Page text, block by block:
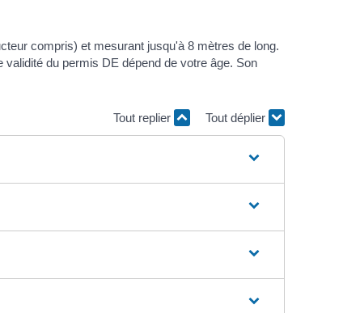
compris) et mesurant jusqu'à 8 mètres de long.
du permis DE dépend de votre âge. Son
Tout replier Tout déplier